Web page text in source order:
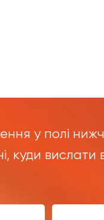
у полі
куди вислати